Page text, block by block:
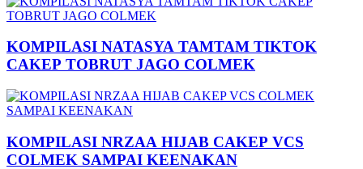
KOMPILASI NATASYA TAMTAM TIKTOK
CAKEP TOBRUT JAGO COLMEK
KOMPILASI NRZAA HIJAB CAKEP VCS
COLMEK SAMPAI KEENAKAN